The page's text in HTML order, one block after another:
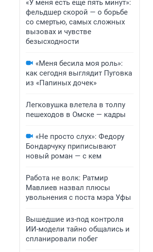
«У меня есть еще пять минут»:
фельдшер скорой — о борьбе
со смертью, самых сложных
вызовах и чувстве
безысходности
«Меня бесила моя роль»:
как сегодня выглядит Пуговка
из «Папиных дочек»
Легковушка влетела в толпу
пешеходов в Омске — кадры
«Не просто слух»: Федору
Бондарчуку приписывают
новый роман — с кем
Работа не волк: Ратмир
Мавлиев назвал плюсы
увольнения с поста мэра Уфы
Вышедшие из-под контроля
ИИ-модели тайно общались и
спланировали побег